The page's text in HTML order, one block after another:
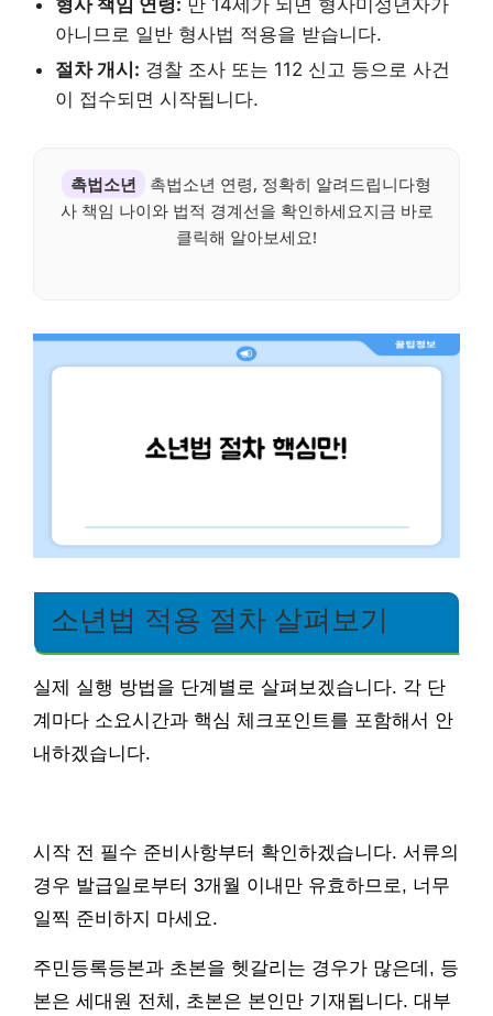
아니므로 일반 형사법 적용을 받습니다.
절차 개시: 경찰 조사 또는 112 신고 등으로 사건
이 접수되면 시작됩니다.
촉법소년
촉법소년 연령, 정확히 알려드립니다형
사 책임 나이와 법적 경계선을 확인하세요지금 바로
클릭해 알아보세요!
소년법 적용 절차 살펴보기
실제 실행 방법을 단계별로 살펴보겠습니다. 각 단
계마다 소요시간과 핵심 체크포인트를 포함해서 안
내하겠습니다.
시작 전 필수 준비사항부터 확인하겠습니다. 서류의
경우 발급일로부터 3개월 이내만 유효하므로, 너무
일찍 준비하지 마세요.
주민등록등본과 초본을 헷갈리는 경우가 많은데, 등
본은 세대원 전체, 초본은 본인만 기재됩니다. 대부